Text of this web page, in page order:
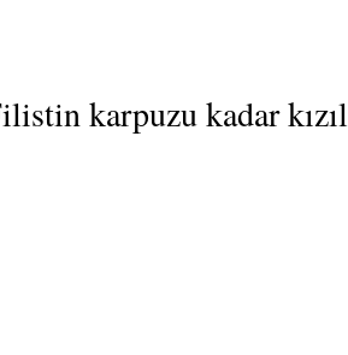
karpuzu kadar kızıl